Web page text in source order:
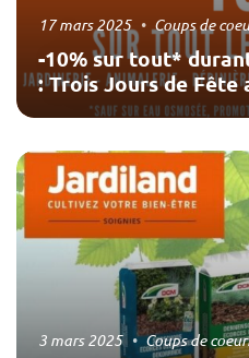
-10% sur tout*
: Trois Jours de Fête
17 mars 2025 Coups de
3 mars 2025 Coups de coeur